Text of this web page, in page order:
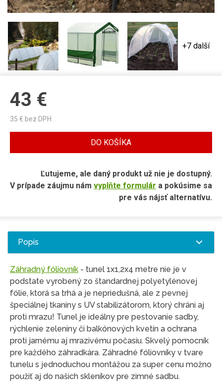
+7 další
43 €
35 € bez DPH
DO KOŠÍKA
Ľutujeme, ale daný produkt už nie je dostupný.
V prípade záujmu nám vyplňte formulár a pokúsime sa
pre vás nájsť alternatívu.
Popis
Záhradný fóliovník - tunel 1x1,2x4 metre nie je v
podstate vyrobený zo štandardnej polyetylénovej
fólie, ktorá sa trhá a je nepriedušná, ale z pevnej
špeciálnej tkaniny s UV stabilizátorom, ktorý chráni aj
proti mrazu! Tunel je ideálny pre pestovanie sadby,
rýchlenie zeleniny či balkónových kvetín a ochrana
proti jarnému aj mrazivému počasiu. Skvelý pomocník
pre každého záhradkára. Záhradné fóliovníky v tvare
tunelu s jednoduchou montážou za super cenu možno
použiť aj do našich skleníkov pre zimné sadbu.